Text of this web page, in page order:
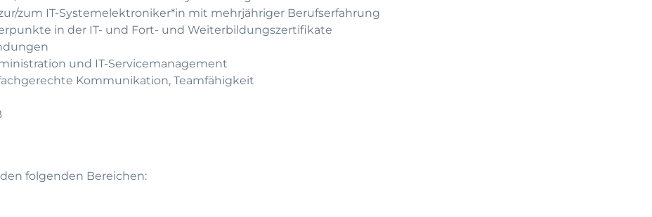
zum IT-Systemelektroniker*in mit mehrjähriger Berufserfahrung
in der IT- und Fort- und Weiterbildungszertifikate
und IT-Servicemanagement
Kommunikation, Teamfähigkeit
folgenden Bereichen: